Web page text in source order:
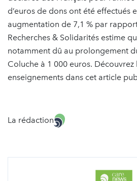
d’euros de dons ont été effectués
augmentation de 7,1 % par
Recherches & Solidarités estime
notamment dû au prolongement
Coluche à 1 000 euros. Découvrez
enseignements dans cet article
La rédaction